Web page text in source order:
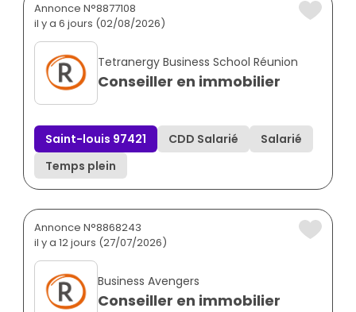
Annonce N°8877108
il y a 6 jours (02/08/2026)
Tetranergy Business School Réunion
Conseiller en immobilier
Saint-louis 97421 CDD Salarié
Salarié
Temps plein
Annonce N°8868243
il y a 12 jours (27/07/2026)
Business Avengers
Conseiller en immobilier